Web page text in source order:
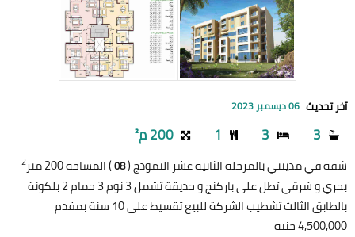
آخر تحديث 06 ديسمبر 2023
3
3
1 200 م²
شقة في مدينتي بالمرحلة الثانية عشر النموذج (08) المساحة 200 متر 2
بحري و شرقي تطل على باركنج و حديقة تشمل 3 نوم 3 حمام 2 بلكونة
بالطابق الثالث تشطيب الشركة للبيع تقسيط على 10 سنة بمقدم
4,500,000 جنيه